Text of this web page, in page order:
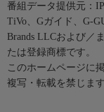
番組データ提供元：
TiVo、Gガイド、G-
Brands LLCおよび／
たは登録商標です。
このホームページに
複写・転載を禁じます